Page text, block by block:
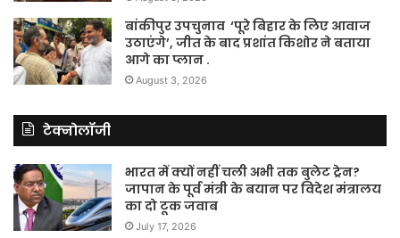
बांकीपुर उपचुनाव ‘पूरे बिहार के लिए आवाज
उठाएंगे’, जीत के बाद प्रशांत किशोर ने बताया
आगे का प्लान .
August 3, 2026
टेक्नोलॉजी
भारत में क्यों नहीं चली अभी तक बुलेट ट्रेन?
जापान के पूर्व मंत्री के बयान पर विदेश मंत्रालय
का दो टूक जवाब
July 17, 2026